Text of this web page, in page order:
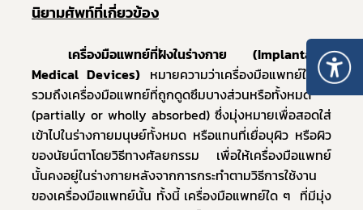
นิยามศัพท์ที่เกี่ยวข้อง
เครื่องมือแพทย์ที่ฝังในร่างกาย (Implantable
Medical Devices) หมายความว่าเครื่องมือแพทย์ใด ๆ
รวมถึงเครื่องมือแพทย์ที่ถูกดูดซึมบางส่วนหรือทั้งหมด
(partially or wholly absorbed) ซึ่งมุ่งหมายเพื่อสอดใส่
เข้าไปในร่างกายมนุษย์ทั้งหมด หรือแทนที่เยื่อบุผิว หรือผิว
ของนัยน์ตาโดยวิธีทางศัลยกรรม เพื่อให้เครื่องมือแพทย์
นั้นคงอยู่ในร่างกายหลังจากการกระทำตามวิธีการใช้งาน
ของเครื่องมือแพทย์นั้น ทั้งนี้ เครื่องมือแพทย์ใด ๆ  ที่มีมุ่ง